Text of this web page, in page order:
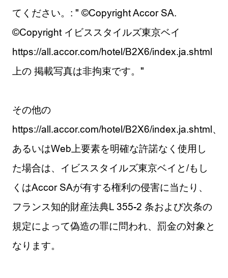
てください。: " ©Copyright Accor SA.
©Copyright イビススタイルズ東京ベイ
https://all.accor.com/hotel/B2X6/index.ja.shtml
上の 掲載写真は非拘束です。"
その他の
https://all.accor.com/hotel/B2X6/index.ja.shtml、
あるいはWeb上要素を明確な許諾なく使用し
た場合は、イビススタイルズ東京ベイと/もし
くはAccor SAが有する権利の侵害に当たり、
フランス知的財産法典L 355-2 条および次条の
規定によって偽造の罪に問われ、罰金の対象と
なります。